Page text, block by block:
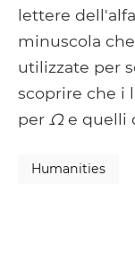
lettere
minuscola
utilizzate per
scoprire che i
per Ω e quelli
Humanities